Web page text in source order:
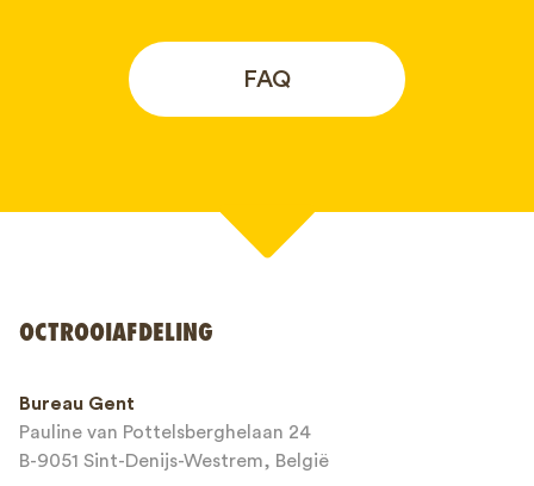
FAQ
E-mailadres*
OCTROOIAFDELING
Bureau Gent
Pauline van Pottelsberghelaan 24
B-9051 Sint-Denijs-Westrem, België